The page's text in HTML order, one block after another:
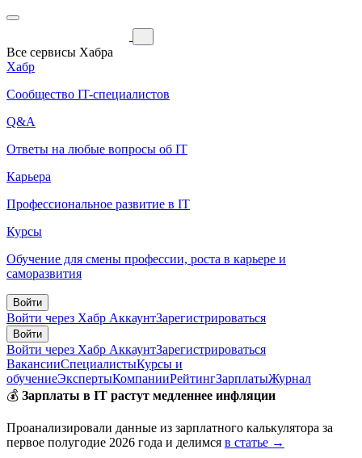
Все сервисы Хабра
Хабр
Сообщество IT-специалистов
Q&A
Ответы на любые вопросы об IT
Карьера
Профессиональное развитие в IT
Курсы
Обучение для смены профессии, роста в карьере и
саморазвития
Войти
Войти через Хабр АккаунтЗарегистрироваться
Войти
Войти через Хабр АккаунтЗарегистрироваться
ВакансииСпециалистыКурсы и
обучениеЭкспертыКомпанииРейтингЗарплатыЖурнал
💰 Зарплаты в IT растут медленнее инфляции
Проанализировали данные из зарплатного калькулятора за
первое полугодие 2026 года и делимся в статье →